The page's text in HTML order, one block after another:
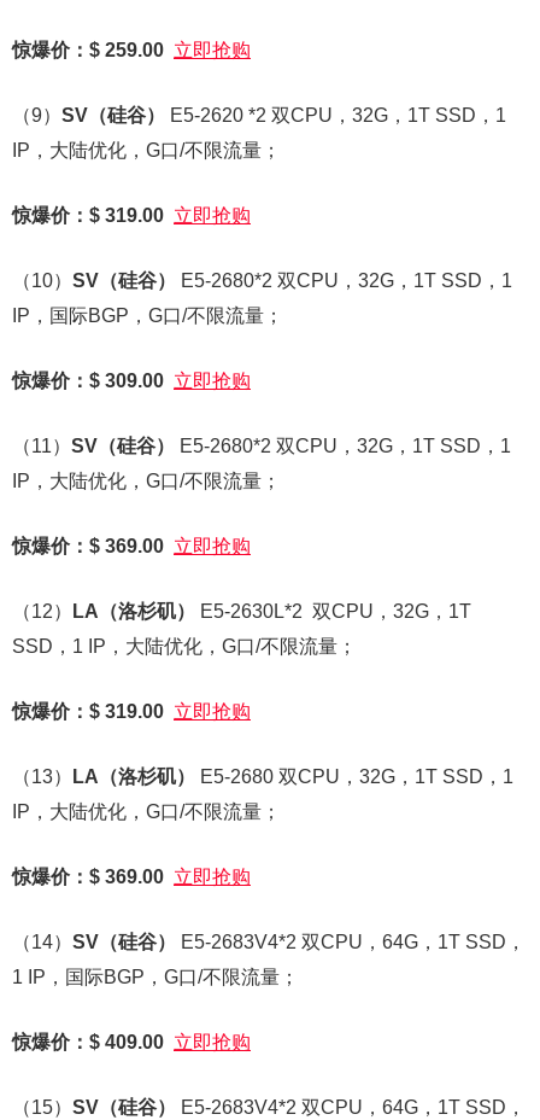
惊爆价：$ 259.00 立即抢购
（9） SV （硅谷）
E5-2620 *2 双CPU，32G，1T SSD，1
IP，大陆优化，G口/不限流量；
惊爆价：$ 319.00 立即抢购
（10） SV （硅谷）
E5-2680*2 双CPU，32G，1T SSD，1
IP，国际BGP，G口/不限流量；
惊爆价：$ 309.00 立即抢购
（11） SV （硅谷）
E5-2680*2 双CPU，32G，1T SSD，1
IP，大陆优化，G口/不限流量；
惊爆价：$ 369.00 立即抢购
（12） LA （洛杉矶）
E5-2630L*2 双CPU，32G，1T
SSD，1 IP，大陆优化，G口/不限流量；
惊爆价：$ 319.00 立即抢购
（13） LA （洛杉矶）
E5-2680 双CPU，32G，1T SSD，1
IP，大陆优化，G口/不限流量；
惊爆价：$ 369.00 立即抢购
（14） SV （硅谷）
E5-2683V4*2 双CPU，64G，1T SSD，
1 IP，国际BGP，G口/不限流量；
惊爆价：$ 409.00 立即抢购
（15） SV （硅谷）
E5-2683V4*2 双CPU，64G，1T SSD，